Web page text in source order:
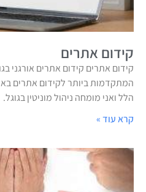
קידום אתרים
קידום אתרים קידום אתרים אורגני
המתקדמות ביותר לקידום אתרים
הלל ואני מומחה ניהול מוניטין בגוגל.
קרא עוד »